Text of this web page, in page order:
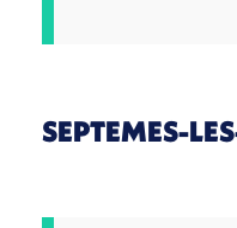
SEPTEMES-